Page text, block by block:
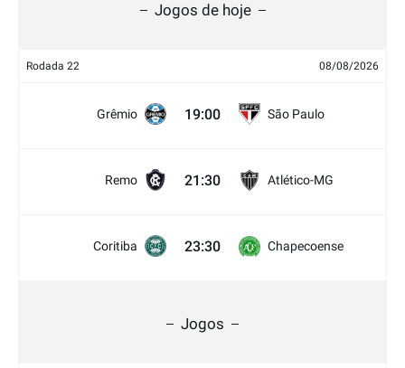
Jogos de hoje
Rodada 22 08/08/2026
Grêmio 19:00 São Paulo
Remo 21:30 Atlético-MG
Coritiba 23:30 Chapecoense
Jogos